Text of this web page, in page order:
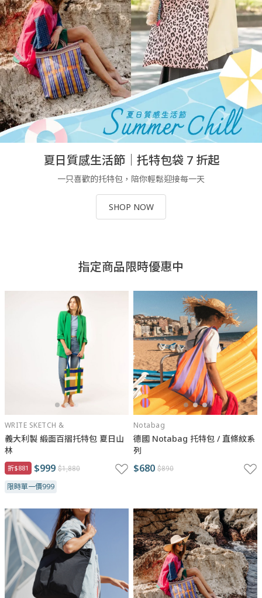
夏日質感生活節｜托特包袋 7 折起
一只喜歡的托特包，陪你輕鬆迎接每一天
SHOP NOW
指定商品限時優惠中
WRITE SKETCH &
義大利製 緞面百摺托特包 夏日山
林
折$881 $999 $1,880
限時單一價999
Notabag
德國 Notabag 托特包 / 直條紋系
列
$680 $890